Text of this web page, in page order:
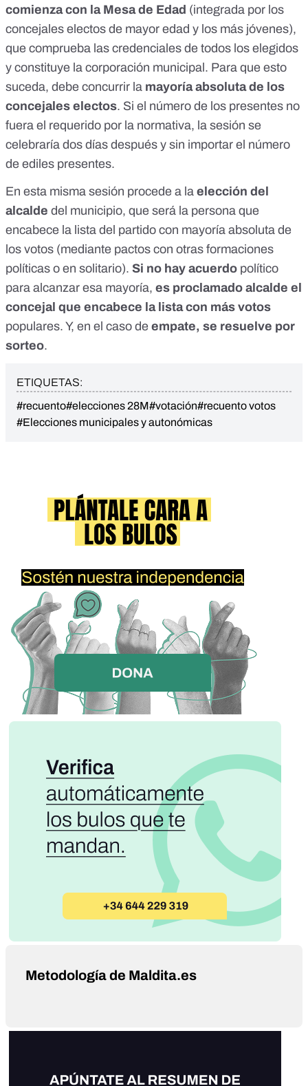
comienza con la Mesa de Edad (integrada por los
concejales electos de mayor edad y los más jóvenes),
que comprueba las credenciales de todos los elegidos
y constituye la corporación municipal. Para que esto
suceda, debe concurrir la mayoría absoluta de los
concejales electos. Si el número de los presentes no
fuera el requerido por la normativa, la sesión se
celebraría dos días después y sin importar el número
de ediles presentes.
En esta misma sesión procede a la elección del
alcalde del municipio, que será la persona que
encabece la lista del partido con mayoría absoluta de
los votos (mediante pactos con otras formaciones
políticas o en solitario). Si no hay acuerdo político
para alcanzar esa mayoría, es proclamado alcalde el
concejal que encabece la lista con más votos
populares. Y, en el caso de empate, se resuelve por
sorteo.
ETIQUETAS:
#recuento#elecciones 28M#votación#recuento votos
#Elecciones municipales y autonómicas
Metodología de Maldita.es